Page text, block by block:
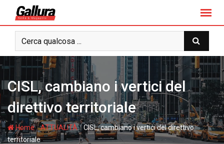
t
o
o
t
e
n
CISL, cambiano i vertici del
direttivo territoriale
Home-ATTUALITÀ-CISL, cambiano i vertici del direttivo
territoriale